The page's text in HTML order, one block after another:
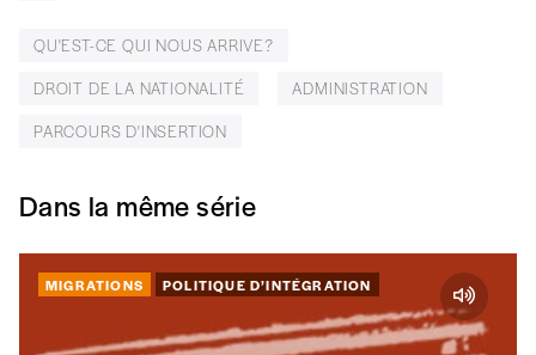
Je souhaite bénéficier de l’offre
Cadeau
Faites découvrir l'Imagà un·e ami·e et offrez-
lui un abonnement ou numéro au choix.
J’offre un abonnement (5
QU'EST-CE QUI NOUS ARRIVE?
DROIT DE LA NATIONALITÉ
ADMINISTRATION
PARCOURS D'INSERTION
Dans la même série
MIGRATIONS POLITIQUE D’INTÉGRATION